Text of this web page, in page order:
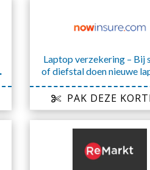
Laptop verzekering – Bij
of diefstal doen nieuwe
laptop repareren
PAK DEZE